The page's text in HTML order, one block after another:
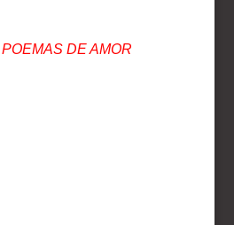
POEMAS DE AMOR